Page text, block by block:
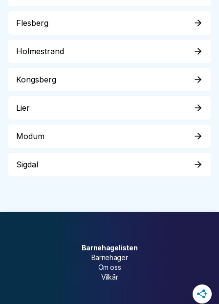
Flesberg
Holmestrand
Kongsberg
Lier
Modum
Sigdal
Barnehagelisten
Barnehager
Om oss
Vilkår